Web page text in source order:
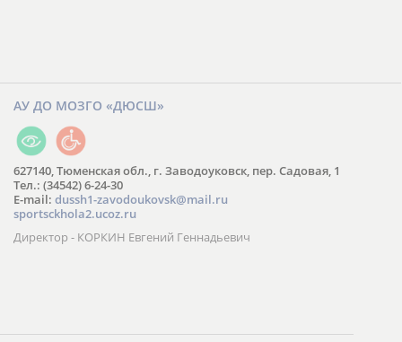
АУ ДО МОЗГО «ДЮСШ»
627140, Тюменская обл., г. Заводоуковск, пер. Садовая, 1
Тел.: (34542) 6-24-30
​E-mail: dussh1-zavodoukovsk@mail.ru
sportsckhola2.ucoz.ru
Директор - КОРКИН Евгений Геннадьевич